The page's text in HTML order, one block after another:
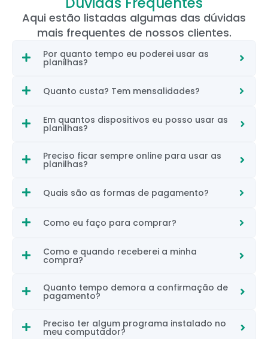
Aqui estão listadas algumas das dúvidas
mais frequentes de nossos clientes.
Por quanto tempo eu poderei usar as
planilhas?
Quanto custa? Tem mensalidades?
Em quantos dispositivos eu posso usar as
planilhas?
Preciso ficar sempre online para usar as
planilhas?
Quais são as formas de pagamento?
Como eu faço para comprar?
Como e quando receberei a minha
compra?
Quanto tempo demora a confirmação de
pagamento?
Preciso ter algum programa instalado no
meu computador?